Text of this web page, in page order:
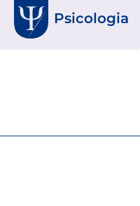
Psicologia